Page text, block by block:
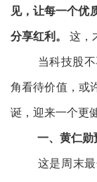
见，让每一个优
分享红利。 这，
当科技股
角看待价值，或
诞，迎来一个更
一、黄仁勋
这是周末